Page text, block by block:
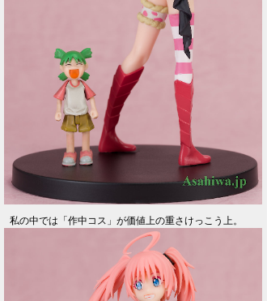
私の中では「作中コス」が価値上の重さけっこう上。